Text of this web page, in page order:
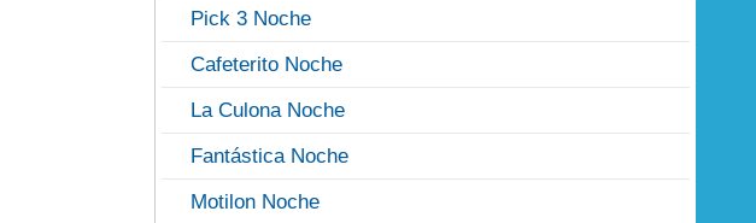
Pick 3 Noche
Cafeterito Noche
La Culona Noche
Fantástica Noche
Motilon Noche